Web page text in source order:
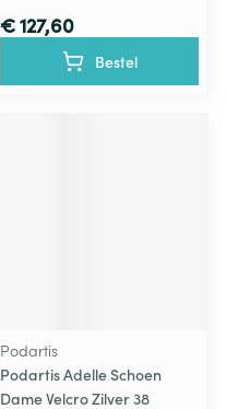
€ 127,60
Bestel
Podartis
Podartis Adelle Schoen
Dame Velcro Zilver 38